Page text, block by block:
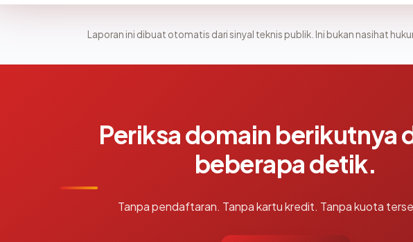
Laporan ini dibuat otomatis dari sinyal teknis publik. Ini bukan nasihat
Periksa domain berikutnya
beberapa detik.
Tanpa pendaftaran. Tanpa kartu kredit. Tanpa kuota